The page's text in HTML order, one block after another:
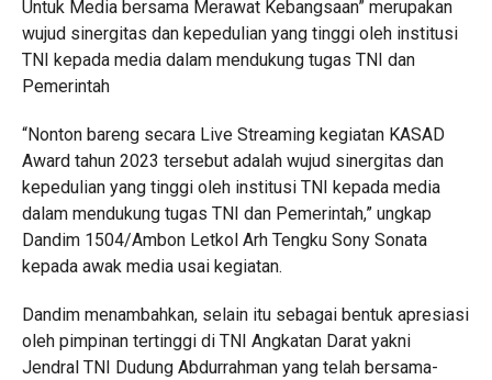
Untuk Media bersama Merawat Kebangsaan” merupakan
wujud sinergitas dan kepedulian yang tinggi oleh institusi
TNI kepada media dalam mendukung tugas TNI dan
Pemerintah
“Nonton bareng secara Live Streaming kegiatan KASAD
Award tahun 2023 tersebut adalah wujud sinergitas dan
kepedulian yang tinggi oleh institusi TNI kepada media
dalam mendukung tugas TNI dan Pemerintah,” ungkap
Dandim 1504/Ambon Letkol Arh Tengku Sony Sonata
kepada awak media usai kegiatan.
Dandim menambahkan, selain itu sebagai bentuk apresiasi
oleh pimpinan tertinggi di TNI Angkatan Darat yakni
Jendral TNI Dudung Abdurrahman yang telah bersama-